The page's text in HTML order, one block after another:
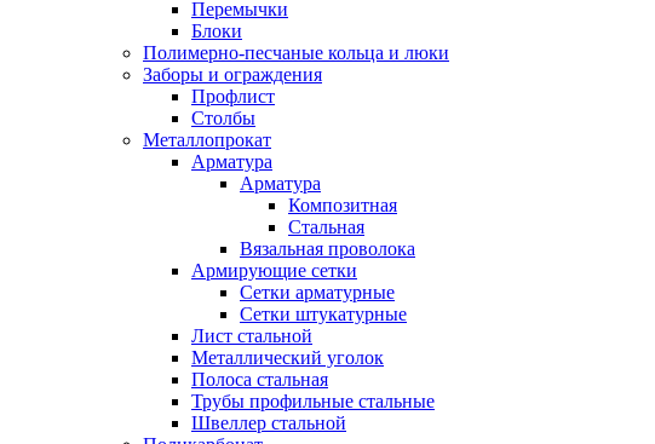
Перемычки
Блоки
Полимерно-песчаные кольца и люки
Заборы и ограждения
Профлист
Столбы
Металлопрокат
Арматура
Арматура
Композитная
Стальная
Вязальная проволока
Армирующие сетки
Сетки арматурные
Сетки штукатурные
Лист стальной
Металлический уголок
Полоса стальная
Трубы профильные стальные
Швеллер стальной